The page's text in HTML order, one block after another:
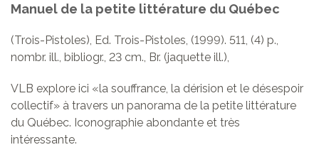
Manuel de la petite littérature du Québec
(Trois-Pistoles), Ed. Trois-Pistoles, (1999). 511, (4) p.,
nombr. ill., bibliogr., 23 cm., Br. (jaquette ill.),
VLB explore ici «la souffrance, la dérision et le désespoir
collectif» à travers un panorama de la petite littérature
du Québec. Iconographie abondante et très
intéressante.